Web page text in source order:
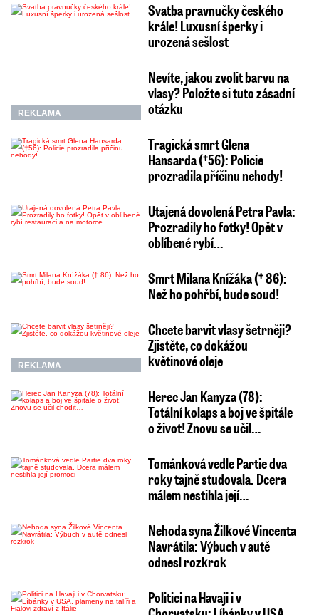
Svatba pravnučky českého
krále! Luxusní šperky i
urozená sešlost
REKLAMA
Nevíte, jakou zvolit barvu na
vlasy? Položte si tuto zásadní
otázku
Tragická smrt Glena
Hansarda (†56): Policie
prozradila příčinu nehody!
Utajená dovolená Petra Pavla:
Prozradily ho fotky! Opět v
oblíbené rybí…
Smrt Milana Knížáka († 86):
Než ho pohřbí, bude soud!
REKLAMA
Chcete barvit vlasy šetrněji?
Zjistěte, co dokážou
květinové oleje
Herec Jan Kanyza (78):
Totální kolaps a boj ve špitále
o život! Znovu se učil…
Tománková vedle Partie dva
roky tajně studovala. Dcera
málem nestihla její…
Nehoda syna Žilkové Vincenta
Navrátila: Výbuch v autě
odnesl rozkrok
Politici na Havaji i v